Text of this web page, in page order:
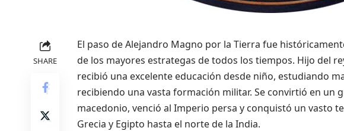
SHARE
El paso de Alejandro Magno por la Tierra fue
de los mayores estrategas de todos los tiempos. Hijo del
recibió una excelente educación desde niño, estudiando
recibiendo una vasta formación militar. Se convirtió en un
macedonio, venció al Imperio persa y conquistó un vasto
Grecia y Egipto hasta el norte de la India.